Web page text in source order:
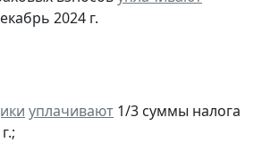
2024 г.
уплачивают 1/3 суммы налога